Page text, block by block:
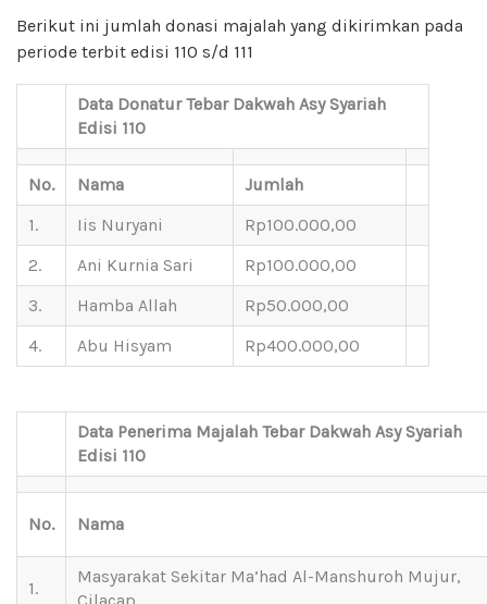
Berikut ini jumlah donasi majalah yang dikirimkan pada
periode terbit edisi 110 s/d 111
Data Donatur Tebar Dakwah Asy Syariah
Edisi 110
No. Nama
Jumlah
1.
Iis Nuryani
Rp100.000,00
2.
Ani Kurnia Sari
Rp100.000,00
3.
Hamba Allah
Rp50.000,00
4.
Abu Hisyam Rp400.000,00
Data Penerima Majalah Tebar Dakwah Asy Syariah
Edisi 110
No. Nama
1.
Masyarakat Sekitar Ma’had Al-Manshuroh Mujur,